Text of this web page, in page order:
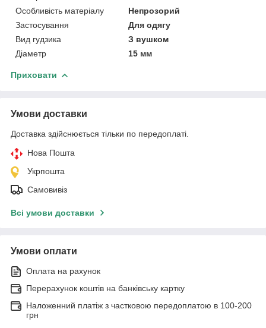
Особливість матеріалу
Непрозорий
Застосування
Для одягу
Вид гудзика
З вушком
Діаметр
15 мм
Приховати
Умови доставки
Доставка здійснюється тільки по передоплаті.
Нова Пошта
Укрпошта
Самовивіз
Всі умови доставки
Умови оплати
Оплата на рахунок
Перерахунок коштів на банківську картку
Наложенний платіж з частковою передоплатою в 100-200
грн